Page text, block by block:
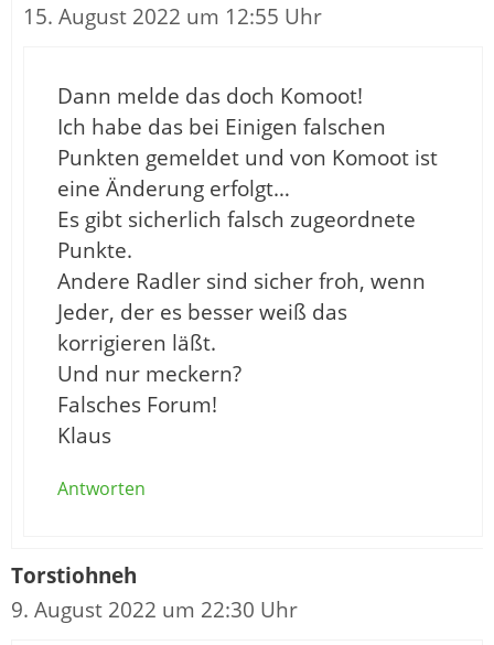
15. August 2022 um 12:55 Uhr
Dann melde das doch Komoot!
Ich habe das bei Einigen falschen
Punkten gemeldet und von Komoot ist
eine Änderung erfolgt…
Es gibt sicherlich falsch zugeordnete
Punkte.
Andere Radler sind sicher froh, wenn
Jeder, der es besser weiß das
korrigieren läßt.
Und nur meckern?
Falsches Forum!
Klaus
Antworten
Torstiohneh
9. August 2022 um 22:30 Uhr